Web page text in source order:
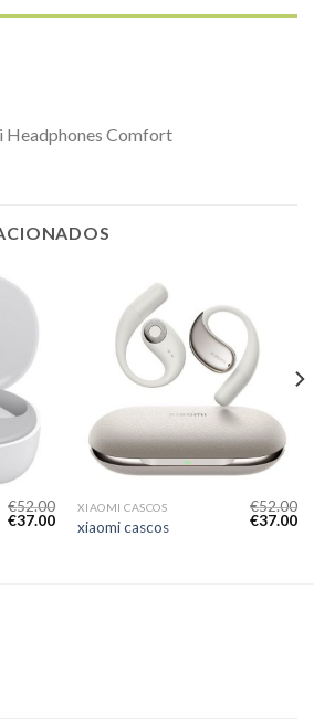
Headphones Comfort
€52.00
€37.00
XIAOMI CASCOS
xiaomi cascos
€52.00
€37.00